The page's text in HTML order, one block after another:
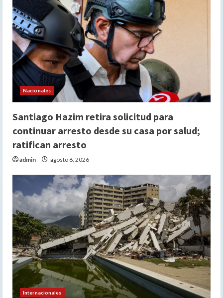
Nacionales
Santiago Hazim retira solicitud para
continuar arresto desde su casa por salud;
ratifican arresto
admin agosto 6, 2026
Internacionales